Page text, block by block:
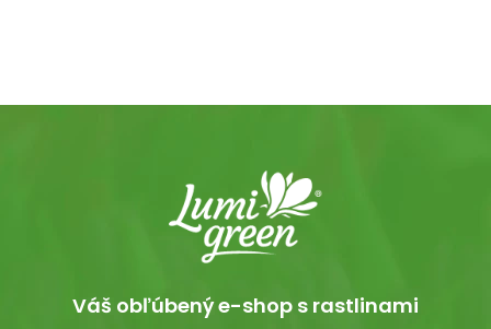
Váš obľúbený e-shop s rastlinami